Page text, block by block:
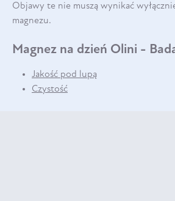
Objawy te nie muszą wynikać
magnezu.
Magnez na dzień Olini -
Jakość pod lupą
Czystość